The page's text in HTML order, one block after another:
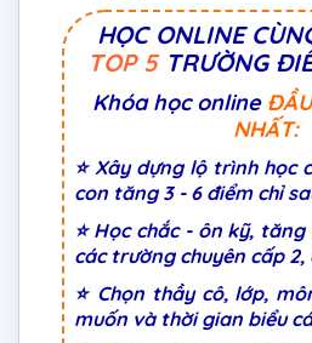
HỌC ONLINE
TOP 5 TRƯỜNG
Khóa học online
NHẤT:
⭐ Xây dựng lộ trình học
con tăng 3 - 6 điểm chỉ
⭐ Học chắc - ôn kỹ,
các trường chuyên cấp 2,
⭐ Chọn thầy cô, lớp,
muốn và thời gian biểu